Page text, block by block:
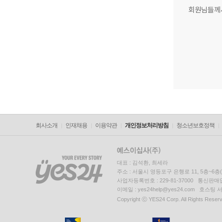
회원님들
회사소개 인재채용 이용약관 개인정보처리방침 청소년보호정책
대표 : 김석환, 최세라
주소 : 서울시 영등포구 은행로 11, 5층~6
사업자등록번호 : 229-81-37000 통신판매
이메일 : yes24help@yes24.com 호스팅
Copyright ⓒ YES24 Corp. All Rights